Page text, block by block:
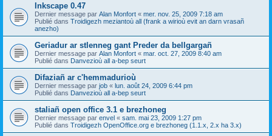
Inkscape 0.47
Dernier message par Alan Monfort « mer. nov. 25, 2009 7:18 am
Publié dans Troidigezh meziantoù all (frank a wirioù evit an darn vrasañ
anezho)
Geriadur ar stlenneg gant Preder da bellgargañ
Dernier message par Alan Monfort « mar. oct. 27, 2009 8:40 am
Publié dans Danvezioù all a-bep seurt
Difaziañ ar c'hemmadurioù
Dernier message par job « lun. août 24, 2009 6:44 pm
Publié dans Danvezioù all a-bep seurt
staliañ open office 3.1 e brezhoneg
Dernier message par envel « sam. mai 23, 2009 1:27 pm
Publié dans Troidigezh OpenOffice.org e brezhoneg (1.1.x, 2.x ha 3.x)